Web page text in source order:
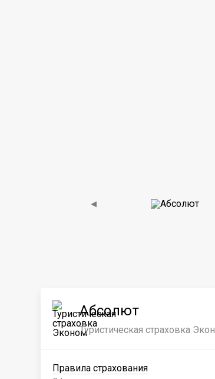
◀
Абсолют
Туристическая страховка
Правила страхования